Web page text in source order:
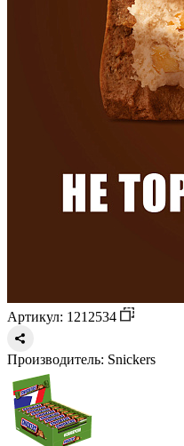
Артикул: 1212534
Производитель: Snickers